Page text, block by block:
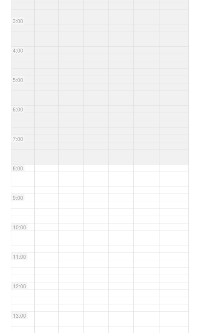
3:00
4:00
5:00
6:00
7:00
8:00
9:00
10:00
11:00
12:00
13:00